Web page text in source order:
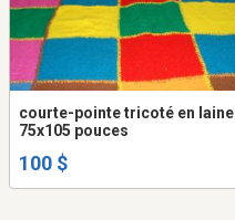
courte-pointe tricoté en laine
75x105 pouces
100 $